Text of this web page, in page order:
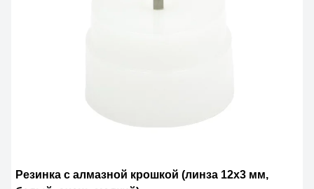
Резинка с алмазной крошкой (линза 12х3 мм,